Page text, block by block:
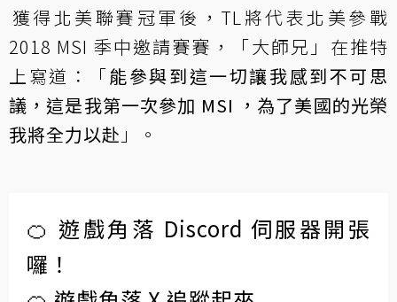
獲得北美聯賽冠軍後，TL將代表北美參戰
2018 MSI 季中邀請賽賽，「大師兄」在推特
上寫道：「能參與到這一切讓我感到不可思
議，這是我第一次參加 MSI ，為了美國的光榮
我將全力以赴 」。
🍊 遊戲角落 Discord 伺服器開張
囉！